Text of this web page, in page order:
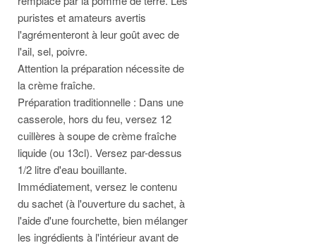
puristes et amateurs avertis
l'agrémenteront à leur goût avec de
l'ail, sel, poivre.
Attention la préparation nécessite de
la crème fraîche.
Préparation traditionnelle : Dans une
casserole, hors du feu, versez 12
cuillères à soupe de crème fraîche
liquide (ou 13cl). Versez par-dessus
1/2 litre d'eau bouillante.
Immédiatement, versez le contenu
du sachet (à l'ouverture du sachet, à
l'aide d'une fourchette, bien mélanger
les ingrédients à l'intérieur avant de